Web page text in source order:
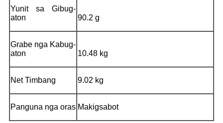
Yunit sa Gibug-
aton
90.2 g
Grabe nga Kabug-
aton
10.48 kg
Net Timbang 9.02 kg
Panguna nga oras Makigsabot